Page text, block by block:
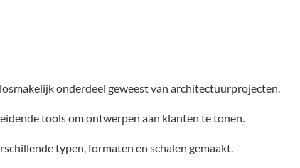
onderdeel geweest van architectuurprojecten.
tools om ontwerpen aan klanten te tonen.
typen, formaten en schalen gemaakt.